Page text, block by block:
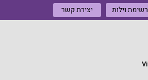
רשימת וילות יצירת קשר